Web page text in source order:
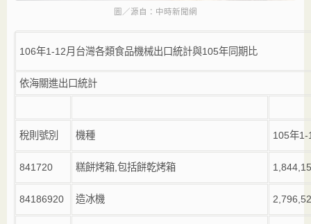
圖／源自：中時新聞網
106年1-12月台灣各類食品機械出口統計與105年同期比
依海關進出口統計
稅則號別 機種 105年1-
841720 糕餅烤箱 包括餅乾烤箱
84186920 造冰機